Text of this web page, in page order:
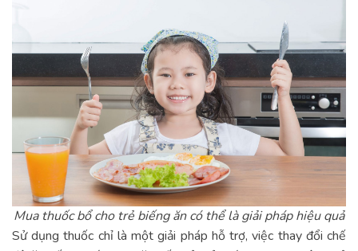
Mua thuốc bổ cho trẻ biếng ăn có thể là giải pháp hiệu quả
Sử dụng thuốc chỉ là một giải pháp hỗ trợ, việc thay đổi chế